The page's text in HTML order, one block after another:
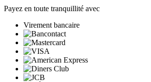
Payez en toute tranquillité avec
Virement bancaire